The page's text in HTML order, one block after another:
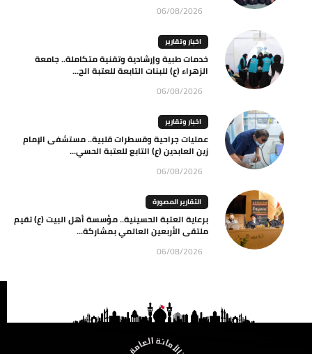
06/08/2026
اخبار وتقارير
خدمات طبية وإرشادية وتقنية متكاملة.. جامعة
الزهراء (ع) للبنات التابعة للعتبة الح...
06/08/2026
اخبار وتقارير
عمليات جراحية وقسطرات قلبية.. مستشفى الإمام
زين العابدين (ع) التابع للعتبة الحسي...
06/08/2026
التقارير المصورة
برعاية العتبة الحسينية.. مؤسسة أهل البيت (ع) تقيم
ملتقى الأربعين العالمي بمشاركة...
06/08/2026